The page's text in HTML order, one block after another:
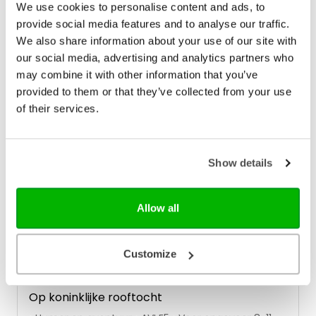
We use cookies to personalise content and ads, to
provide social media features and to analyse our traffic.
We also share information about your use of our site with
our social media, advertising and analytics partners who
may combine it with other information that you’ve
provided to them or that they’ve collected from your use
of their services.
Show details
Allow all
Customize
piraten. Gelukkig is Kapitein een slimme man. Hij
komt met een geweldig plan: ze beginnen gewoon
een nieuwe piraterij, de wegpiraterij! Maar daar
hebben ze wel kinderen voor nodig die ze kunnen
opleiden tot piraat. Kapitein en zijn bemanning Tjief
Ensjenier, Riekus, Cornelus en de onhandige tweeling
Bak en Stuur Boord toveren een oud huis om tot
een geheime piratenschool. Niemand mag weten
€ 13,99
Op voorraad
Op koninklijke rooftocht